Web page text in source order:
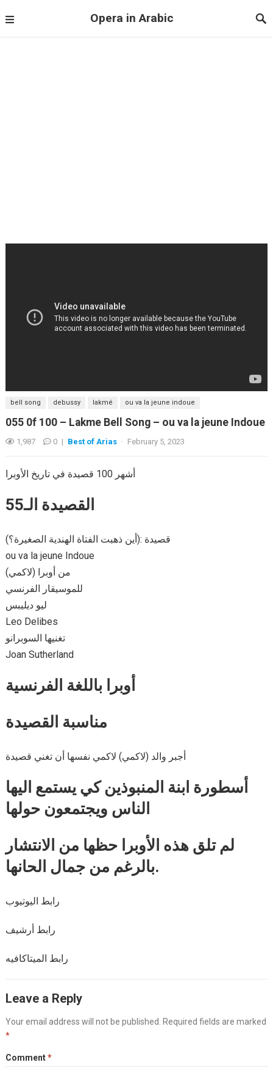
Opera in Arabic
bell song debussy lakmé ou va la jeune indoue
055 0f 100 – Lakme Bell Song – ou va la jeune Indoue
1,987 0 | Best of Arias · February 5, 2023
أشهر 100 قصيدة في تاريخ الأوبرا
القصيدة الـ55
قصيدة :(أين ذهبت الفتاة الهندية الصغيرة؟)
ou va la jeune Indoue
من أوبرا (لاكمي)
للموسيقار الفرنسي
ليو ديليبس
Leo Delibes
تغنيها السوبرانو
Joan Sutherland
أوبرا باللغة الفرنسية
مناسبة القصيدة
أجبر والد (لاكمي) لاكمي نفسها أن تغني قصيدة
أسطورة ابنة المنبوذين كي يستمع اليها
الناس ويجتمعون حولها
لم تلق هذه الأوبرا حظها من الانتشار
بالرغم من جمال الحانها.
رابط اليوتيوب
رابط أرشيف
رابط الميتاكافيه
Leave a Reply
Your email address will not be published. Required fields are marked
*
Comment*